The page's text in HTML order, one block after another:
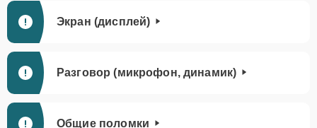
Экран (дисплей)
Разговор (микрофон, динамик)
Общие поломки